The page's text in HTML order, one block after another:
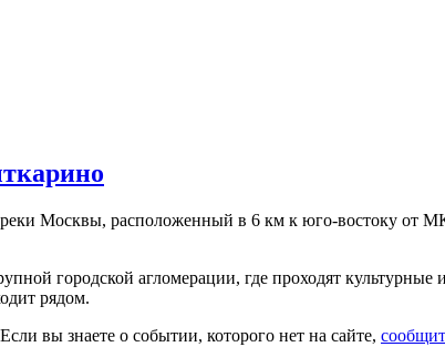
Москвы, расположенный в 6 км к юго-востоку от
городской агломерации, где проходят
рядом.
вы знаете о событии, которого нет на сайте,